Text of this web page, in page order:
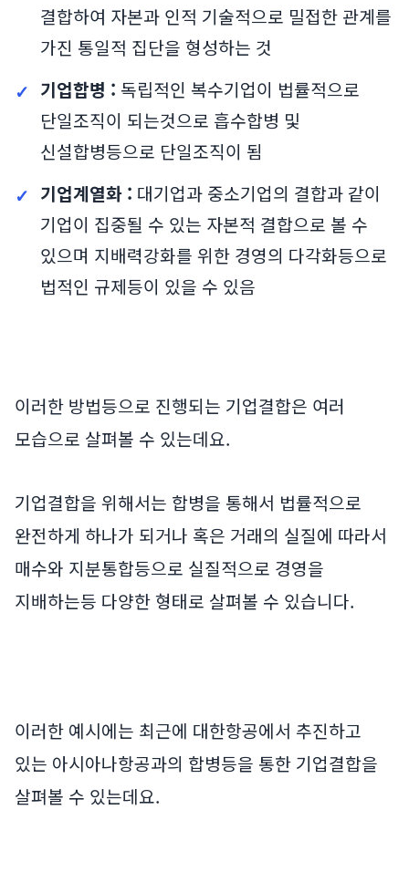
결합하여 자본과 인적 기술적으로 밀접한 관계를
가진 통일적 집단을 형성하는 것
기업합병 : 독립적인 복수기업이 법률적으로
단일조직이 되는것으로 흡수합병 및
신설합병등으로 단일조직이 됨
기업계열화 : 대기업과 중소기업의 결합과 같이
기업이 집중될 수 있는 자본적 결합으로 볼 수
있으며 지배력강화를 위한 경영의 다각화등으로
법적인 규제등이 있을 수 있음
이러한 방법등으로 진행되는 기업결합은 여러
모습으로 살펴볼 수 있는데요.
기업결합을 위해서는 합병을 통해서 법률적으로
완전하게 하나가 되거나 혹은 거래의 실질에 따라서
매수와 지분통합등으로 실질적으로 경영을
지배하는등 다양한 형태로 살펴볼 수 있습니다.
이러한 예시에는 최근에 대한항공에서 추진하고
있는 아시아나항공과의 합병등을 통한 기업결합을
살펴볼 수 있는데요.